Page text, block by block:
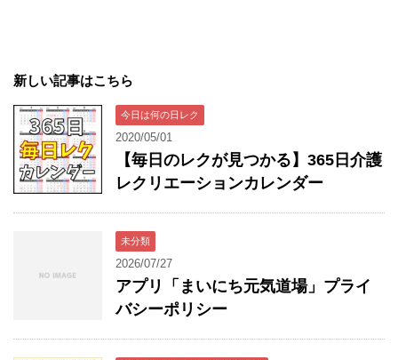
新しい記事はこちら
今日は何の日レク
2020/05/01
【毎日のレクが見つかる】365日介護
レクリエーションカレンダー
未分類
2026/07/27
アプリ「まいにち元気道場」プライ
バシーポリシー